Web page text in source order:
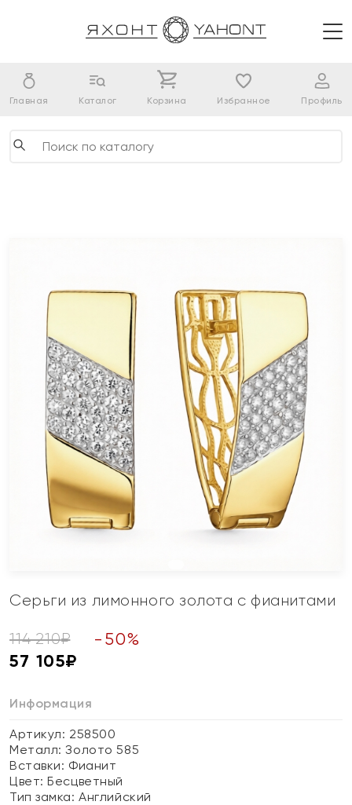
Главная Каталог Корзина Избранное Профиль
Серьги из лимонного золота с фианитами
114 210₽ - 50%
57 105₽
Информация
Артикул: 258500
Металл:Золото 585
Вставки: Фианит
Цвет:Бесцветный
Тип замка:Английский